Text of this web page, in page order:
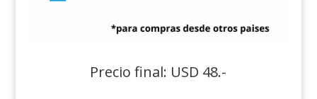
Precio final: USD 48.-